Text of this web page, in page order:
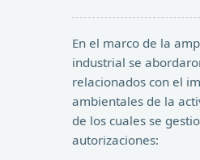
En el marco de la
industrial se
relacionados con el
ambientales de la
de los cuales se
autorizaciones: